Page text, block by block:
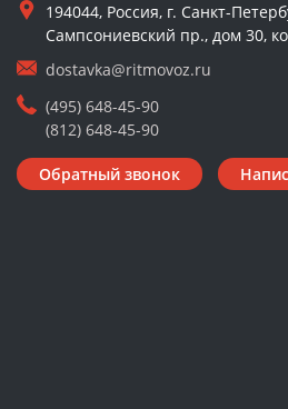
194044, Россия, г. Санкт-
Сампсониевский пр., дом 30,
dostavka@ritmovoz.ru
(495) 648-45-90
(812) 648-45-90
Обратный звонок